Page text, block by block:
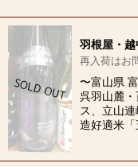
羽根屋・
再入荷はお
〜富山県
呉羽山麓
ス、立山
造好適米